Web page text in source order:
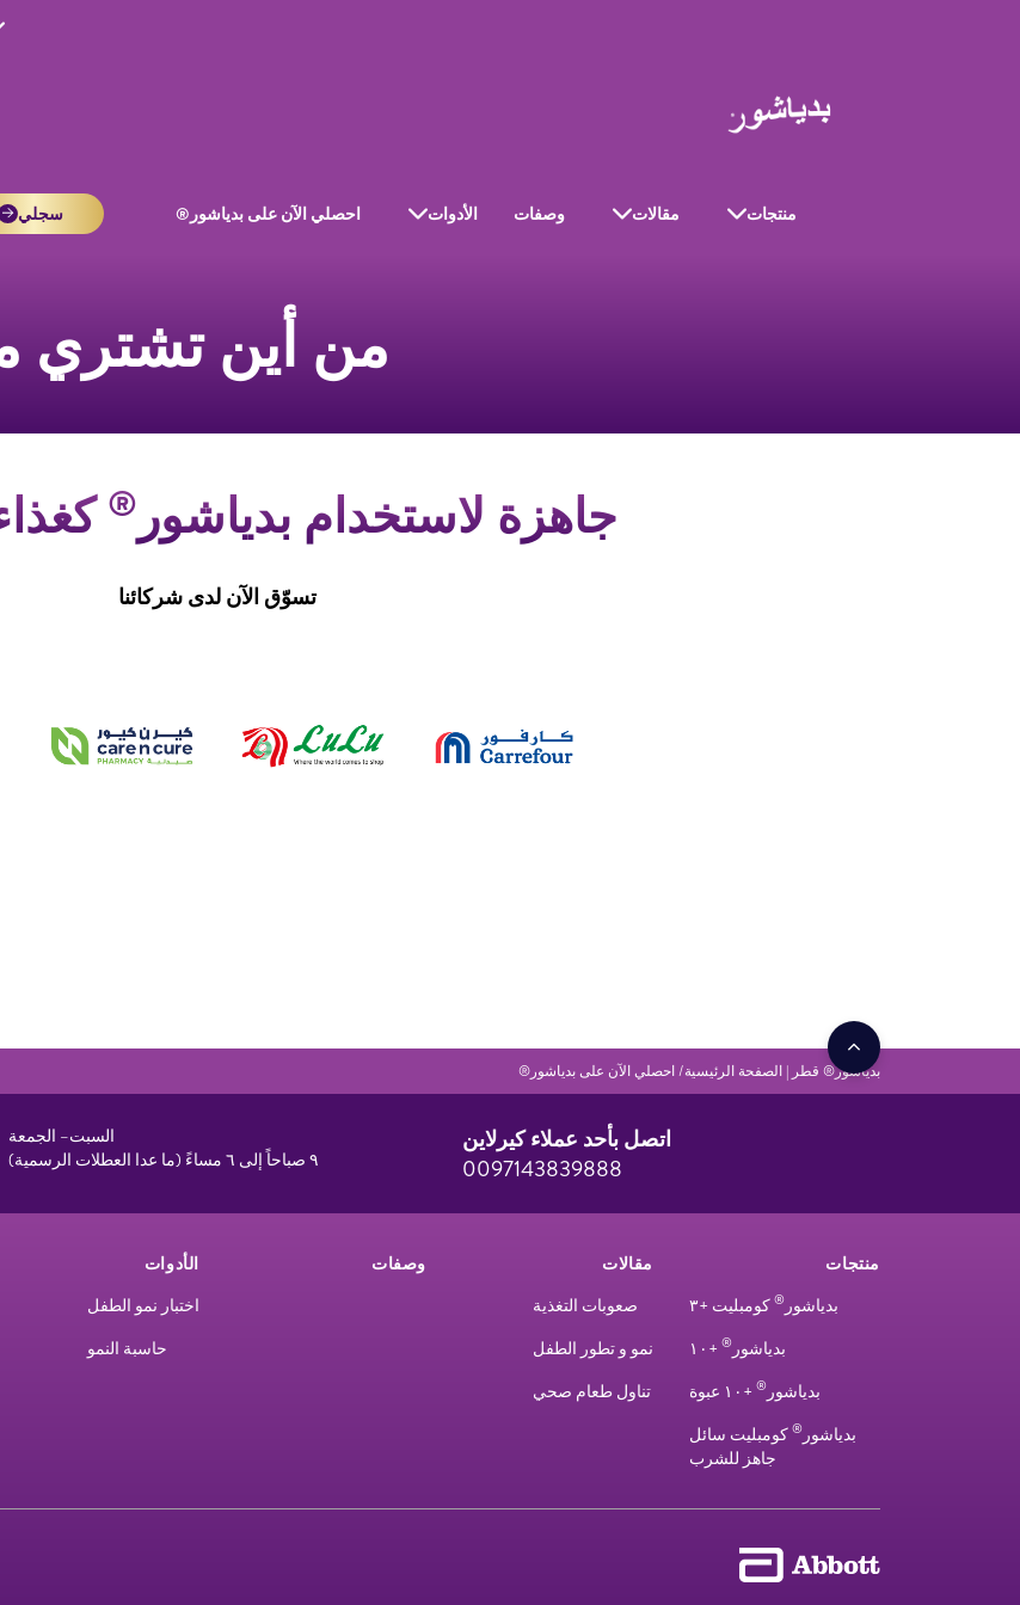
منتجات مقالات وصفات الأدوات احصلي الآن على بدياشور® سجلي
من أين تشتري
جاهزة لاستخدام بدياشور ®
تسوّق الآن لدى شركائنا
بدياشور® قطر | الصفحة الرئيسية احصلي الآن على بدياشور®
اتصل بأحد عملاء كيرلاين
0097143839888
السبت– الجمعة
منتجات
بدياشور ® كومبليت +٣
بدياشور ® +١٠
بدياشور ® +١٠ عبوة
بدياشور ® كومبليت سائل
جاهز للشرب
مقالات
صعوبات التغذية
نمو و تطور الطفل
تناول طعام صحي
وصفات
الأدوات
اختبار نمو الطفل
حاسبة النمو